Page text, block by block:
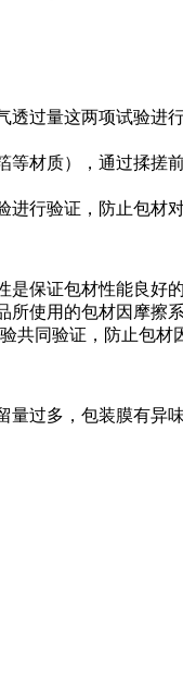
过量这两项试验进
材质），通过揉搓
行验证，防止包材
保证包材性能良好的
使用的包材因摩擦
同验证，防止包材
过多，包装膜有异